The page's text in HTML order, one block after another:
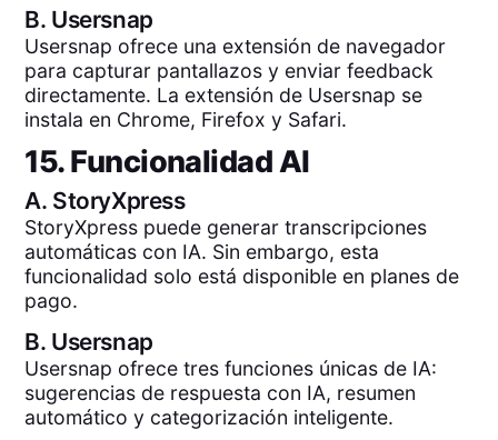
B. Usersnap
Usersnap ofrece una extensión de navegador
para capturar pantallazos y enviar feedback
directamente. La extensión de Usersnap se
instala en Chrome, Firefox y Safari.
15. Funcionalidad AI
A. StoryXpress
StoryXpress puede generar transcripciones
automáticas con IA. Sin embargo, esta
funcionalidad solo está disponible en planes de
pago.
B. Usersnap
Usersnap ofrece tres funciones únicas de IA:
sugerencias de respuesta con IA, resumen
automático y categorización inteligente.